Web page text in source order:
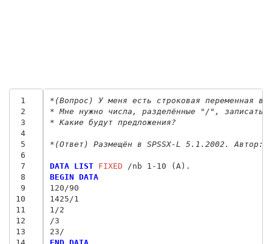
1
2
3
4
5
6
7
8
9
10
11
12
13
14
*(Вопрос) У меня есть строковая переменная
* Мне нужно числа, разделённые "/", записать
* Какие будут предложения?
*(Ответ) Размещён в SPSSX-L 5.1.2002. Автор:
DATA LIST FIXED
BEGIN DATA
120/90
1425/1
1/2
/3
23/
END DATA.